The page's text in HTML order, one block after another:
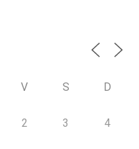
V S D
2 3 4